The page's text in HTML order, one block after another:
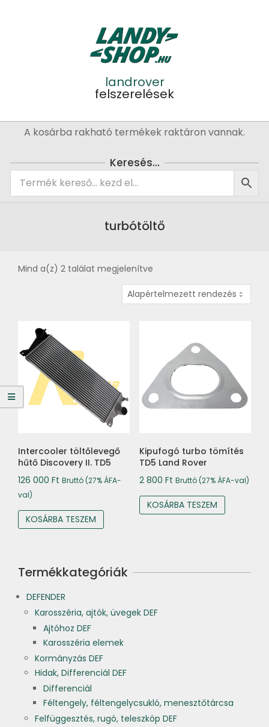
landrover
felszerelések
PrimaryA kosárba rakható termékek raktáron vannak.
Keresés…
turbótöltő
Mind a(z) 2 találat megjelenítve
Intercooler töltőlevegő
hűtő Discovery II. TD5
126 000 Ft Bruttó (27% ÁFA-
val)
KOSÁRBA TESZEM
Kipufogó turbo tömítés
TD5 Land Rover
2 800 Ft Bruttó (27% ÁFA-val)
KOSÁRBA TESZEM
Termékkategóriák
DEFENDER
Karosszéria, ajtók, üvegek DEF
Ajtóhoz DEF
Karosszéria elemek
Kormányzás DEF
Hidak, Differenciál DEF
Differenciál
Féltengely, féltengelycsukló, menesztőtárcsa
Felfüggesztés, rugó, teleszkóp DEF